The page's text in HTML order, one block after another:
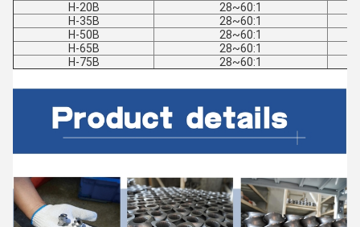
H-20B
28~60:1
H-35B
28~60:1
H-50B
28~60:1
H-65B
28~60:1
H-75B
28~60:1